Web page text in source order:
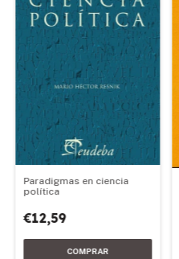
Paradigmas en ciencia
política
€12,59